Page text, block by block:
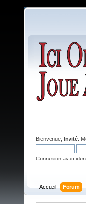
Bienvenue, Invité .
Connexion avec
Accueil Forum